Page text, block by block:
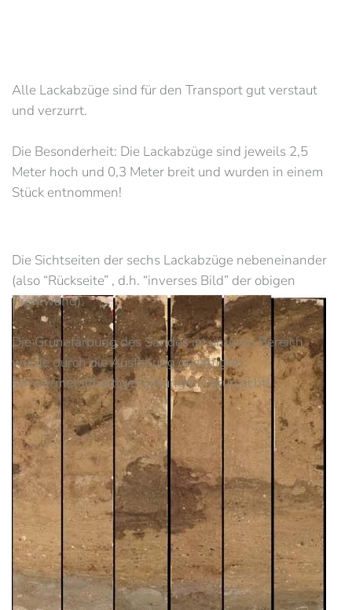
Alle Lackabzüge sind für den Transport gut verstaut
und verzurrt.
Die Besonderheit: Die Lackabzüge sind jeweils 2,5
Meter hoch und 0,3 Meter breit und wurden in einem
Stück entnommen!
Die Sichtseiten der sechs Lackabzüge nebeneinander
(also “Rückseite” , d.h. “inverses Bild” der obigen
Profilwand).
Die Grünefärbung des Sandes im unteren Bereich
wurde durch die Ausfällung gesättigter
schwermetallhaltiger Lösungen verursacht!